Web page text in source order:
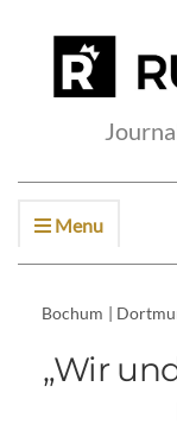
Menu
Bochum |
„Wir